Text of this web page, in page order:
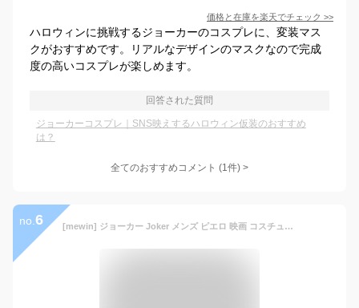
価格と在庫を楽天でチェック >>
ハロウィンに挑戦するジョーカーのコスプレに、変装マス
クがおすすめです。リアルなデザインのマスクなので完成
度の高いコスプレが楽しめます。
回答された質問
ジョーカーコスプレ｜SNS映えするハロウィン仮装のおすすめ
は？
全てのおすすめコメント (1件) >
no. 6 [mewin] ジョーカー Joker メンズ ピエロ 映画 コスチューム コスプレ衣装 変装 仮装 ハロウィン イベント(S)